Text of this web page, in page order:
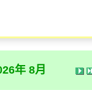
年 8月